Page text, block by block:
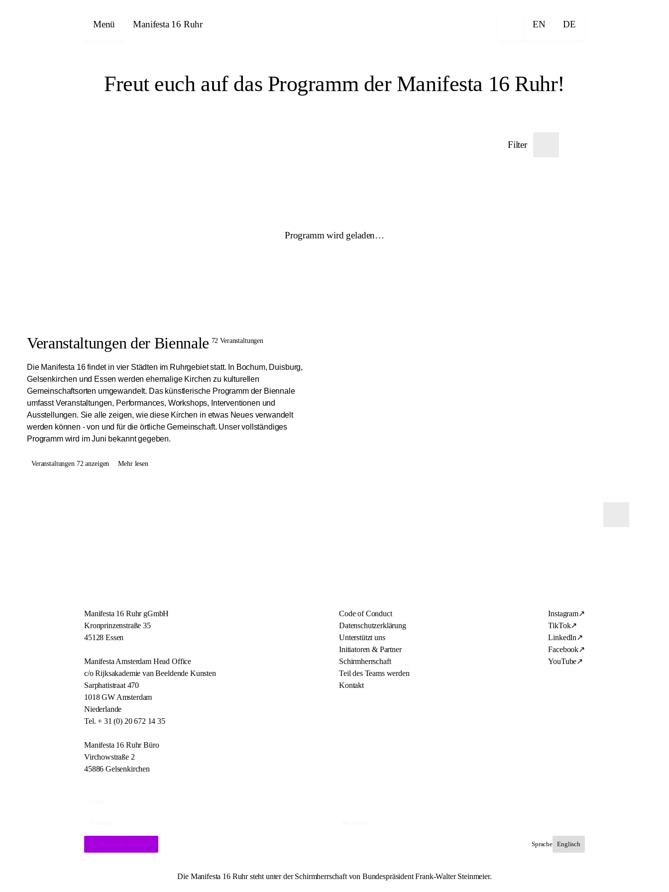
Menü Manifesta 16 Ruhr EN DE
Freut euch auf das Programm der Manifesta 16 Ruhr!
Filter
Programm wird geladen…
Veranstaltungen der Biennale 72 Veranstaltungen
Die Manifesta 16 findet in vier Städten im Ruhrgebiet statt. In Bochum, Duisburg,
Gelsenkirchen und Essen werden ehemalige Kirchen zu kulturellen
Gemeinschaftsorten umgewandelt. Das künstlerische Programm der Biennale
umfasst Veranstaltungen, Performances, Workshops, Interventionen und
Ausstellungen. Sie alle zeigen, wie diese Kirchen in etwas Neues verwandelt
werden können - von und für die örtliche Gemeinschaft. Unser vollständiges
Programm wird im Juni bekannt gegeben.
Veranstaltungen 72 anzeigen Mehr lesen
Manifesta 16 Ruhr gGmbH
Kronprinzenstraße 35
45128 Essen
Manifesta Amsterdam Head Office
c/o Rijksakademie van Beeldende Kunsten
Sarphatistraat 470
1018 GW Amsterdam
Niederlande
Tel. + 31 (0) 20 672 14 35
Manifesta 16 Ruhr Büro
Virchowstraße 2
45886 Gelsenkirchen
Code of Conduct
Datenschutzerklärung
Unterstützt uns
Initiatoren & Partner
Schirmherrschaft
Teil des Teams werden
Kontakt
Instagram↗
TikTok↗
LinkedIn↗
Facebook↗
YouTube↗
Für Newsletter anmelden Sprache
Die Manifesta 16 Ruhr steht unter der Schirmherrschaft von Bundespräsident Frank-Walter Steinmeier.